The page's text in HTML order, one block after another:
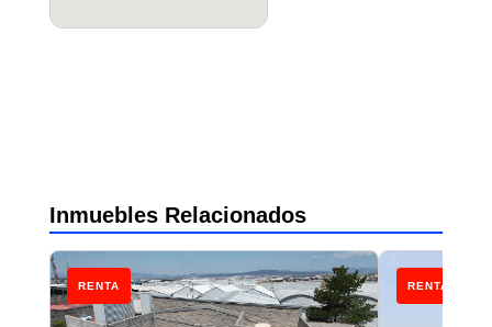
Inmuebles Relacionados
RENTA RENTA